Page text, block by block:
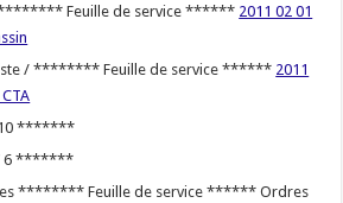
******** Feuille de service ****** 2011 02 01
/ ******** Feuille de service ****** 2011
10 *******
/ 6 *******
******** Feuille de service ****** Ordres